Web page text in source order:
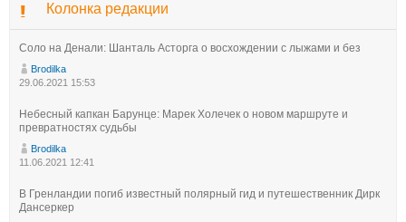
Колонка редакции
Соло на Денали: Шанталь Асторга о восхождении с лыжами и без
Brodilka
29.06.2021 15:53
Небесный капкан Барунце: Марек Холечек о новом маршруте и
превратностях судьбы
Brodilka
11.06.2021 12:41
В Гренландии погиб известный полярный гид и путешественник Дирк
Дансеркер